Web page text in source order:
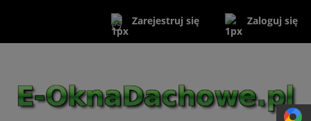
Zarejestruj się Zaloguj się